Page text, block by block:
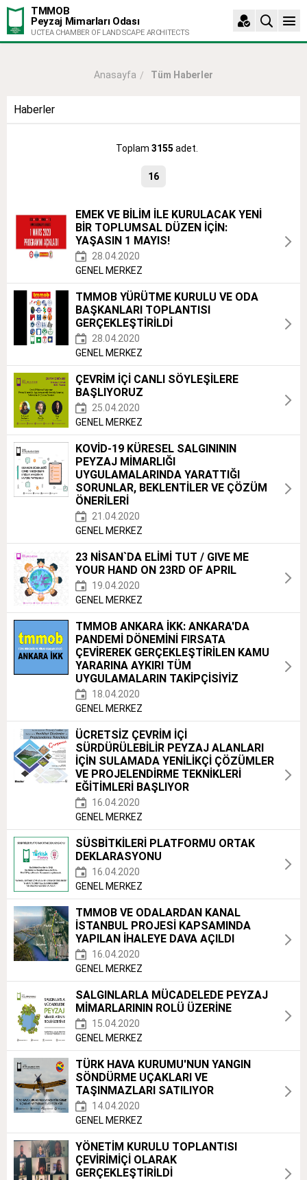
TMMOB
Peyzaj Mimarları Odası
UCTEA CHAMBER OF LANDSCAPE ARCHITECTS
Anasayfa Tüm Haberler
Haberler
Toplam 3155 adet.
16
EMEK VE BİLİM İLE KURULACAK YENİ
BİR TOPLUMSAL DÜZEN İÇİN:
YAŞASIN 1 MAYIS!
28.04.2020
GENEL MERKEZ
TMMOB YÜRÜTME KURULU VE ODA
BAŞKANLARI TOPLANTISI
GERÇEKLEŞTİRİLDİ
28.04.2020
GENEL MERKEZ
ÇEVRİM İÇİ CANLI SÖYLEŞİLERE
BAŞLIYORUZ
25.04.2020
GENEL MERKEZ
KOVİD-19 KÜRESEL SALGINININ
PEYZAJ MİMARLIĞI
UYGULAMALARINDA YARATTIĞI
SORUNLAR, BEKLENTİLER VE ÇÖZÜM
ÖNERİLERİ
21.04.2020
GENEL MERKEZ
23 NİSAN`DA ELİMİ TUT / GIVE ME
YOUR HAND ON 23RD OF APRIL
19.04.2020
GENEL MERKEZ
TMMOB ANKARA İKK: ANKARA'DA
PANDEMİ DÖNEMİNİ FIRSATA
ÇEVİREREK GERÇEKLEŞTİRİLEN KAMU
YARARINA AYKIRI TÜM
UYGULAMALARIN TAKİPÇİSİYİZ
18.04.2020
GENEL MERKEZ
ÜCRETSİZ ÇEVRİM İÇİ
SÜRDÜRÜLEBİLİR PEYZAJ ALANLARI
İÇİN SULAMADA YENİLİKÇİ ÇÖZÜMLER
VE PROJELENDİRME TEKNİKLERİ
EĞİTİMLERİ BAŞLIYOR
16.04.2020
GENEL MERKEZ
SÜSBİTKİLERİ PLATFORMU ORTAK
DEKLARASYONU
16.04.2020
GENEL MERKEZ
TMMOB VE ODALARDAN KANAL
İSTANBUL PROJESİ KAPSAMINDA
YAPILAN İHALEYE DAVA AÇILDI
16.04.2020
GENEL MERKEZ
SALGINLARLA MÜCADELEDE PEYZAJ
MİMARLARININ ROLÜ ÜZERİNE
15.04.2020
GENEL MERKEZ
TÜRK HAVA KURUMU'NUN YANGIN
SÖNDÜRME UÇAKLARI VE
TAŞINMAZLARI SATILIYOR
14.04.2020
GENEL MERKEZ
YÖNETİM KURULU TOPLANTISI
ÇEVİRİMİÇİ OLARAK
GERÇEKLEŞTİRİLDİ